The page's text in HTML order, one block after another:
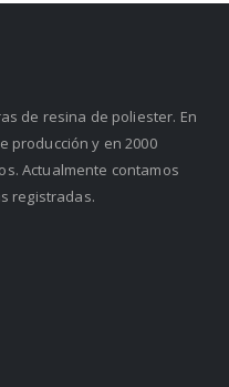
de resina de poliester. En
producción y en 2000
Actualmente contamos
registradas.